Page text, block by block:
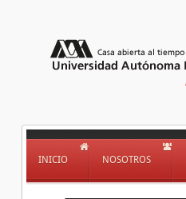
INICIO NOSOTROS